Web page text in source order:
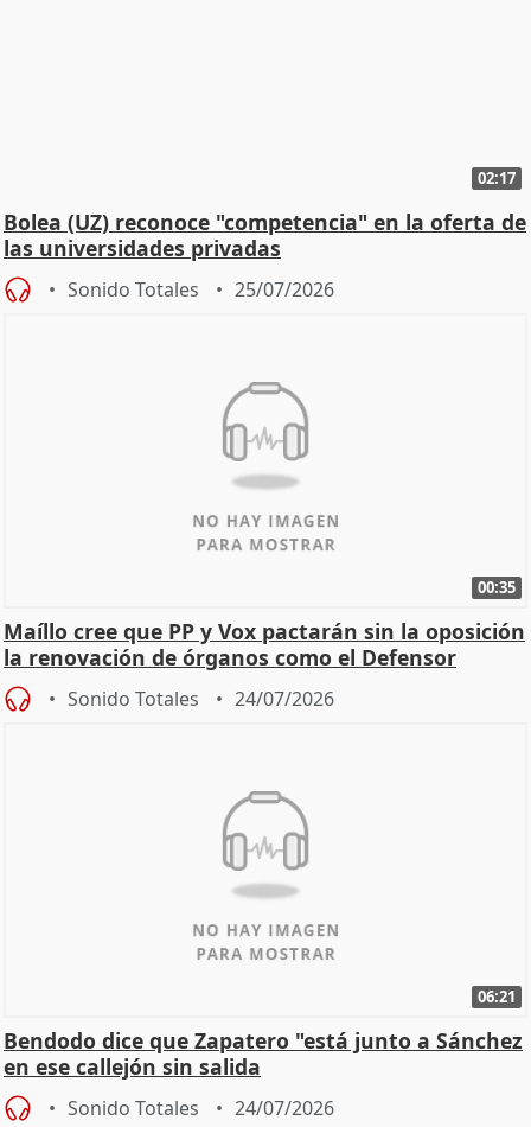
02:17
Bolea (UZ) reconoce "competencia" en la oferta de
las universidades privadas
Sonido Totales 25/07/2026
00:35
Maíllo cree que PP y Vox pactarán sin la oposición
la renovación de órganos como el Defensor
Sonido Totales 24/07/2026
06:21
Bendodo dice que Zapatero "está junto a Sánchez
en ese callejón sin salida
Sonido Totales 24/07/2026